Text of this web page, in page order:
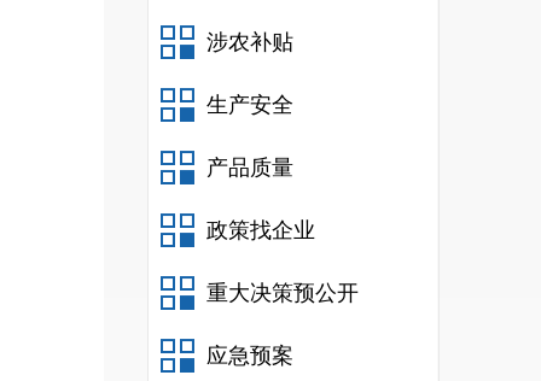
涉农补贴
生产安全
产品质量
政策找企业
重大决策预公开
应急预案